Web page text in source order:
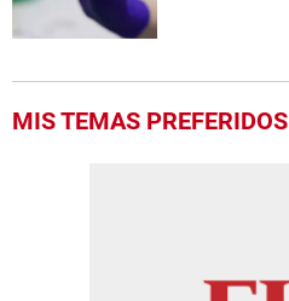
MIS TEMAS PREFERIDOS